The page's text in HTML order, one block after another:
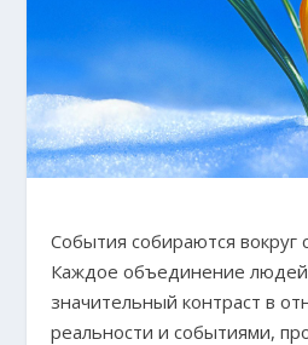
События собираются вокруг
Каждое объединение
значительный контраст в
реальности и событиями,